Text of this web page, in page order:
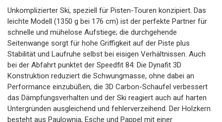
Unkomplizierter Ski, speziell für Pisten-Touren konzipiert. Das
leichte Modell (1350 g bei 176 cm) ist der perfekte Partner für
schnelle und mühelose Aufstiege; die durchgehende
Seitenwange sorgt für hohe Griffigkeit auf der Piste plus
Stabilität und Laufruhe selbst bei eisigen Verhältnissen. Auch
bei der Abfahrt punktet der Speedfit 84: Die Dynafit 3D
Konstruktion reduziert die Schwungmasse, ohne dabei an
Performance einzubüßen, die 3D Carbon-Schaufel verbessert
das Dämpfungsverhalten und der Ski reagiert auch auf harten
Untergründen ausgleichend und fehlerverzeihend. Der Holzkern
besteht aus Paulownia, Esche und Pappel mit einer